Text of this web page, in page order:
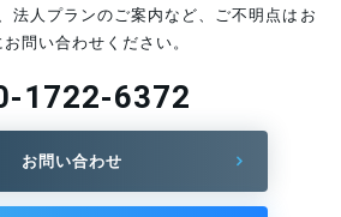
法人プランのご案内など、ご不明点はお
問い合わせください。
1722-6372
お問い合わせ